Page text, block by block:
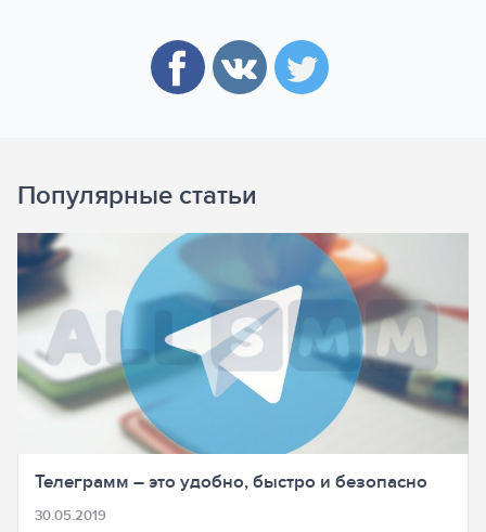
Популярные статьи
Телеграмм – это удобно, быстро и безопасно
30.05.2019